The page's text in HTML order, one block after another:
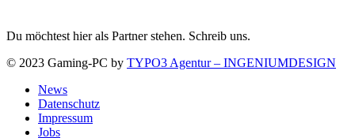
Du möchtest hier als Partner stehen. Schreib uns.
© 2023 Gaming-PC by TYPO3 Agentur – INGENIUMDESIGN
News
Datenschutz
Impressum
Jobs